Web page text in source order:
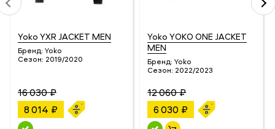
Yoko YXR JACKET MEN
Бренд: Yoko
Сезон: 2019/2020
16 030 ₽
8 014 ₽
Yoko YOKO ONE JACKET
MEN
Бренд: Yoko
Сезон: 2022/2023
12 060 ₽
6 030 ₽